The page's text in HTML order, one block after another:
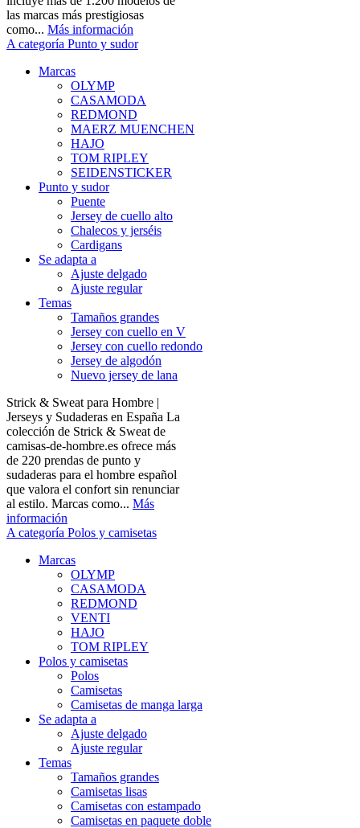
las marcas más prestigiosas
como... Más información
A categoría Punto y sudor
Marcas
OLYMP
CASAMODA
REDMOND
MAERZ MUENCHEN
HAJO
TOM RIPLEY
SEIDENSTICKER
Punto y sudor
Puente
Jersey de cuello alto
Chalecos y jerséis
Cardigans
Se adapta a
Ajuste delgado
Ajuste regular
Temas
Tamaños grandes
Jersey con cuello en V
Jersey con cuello redondo
Jersey de algodón
Nuevo jersey de lana
Strick & Sweat para Hombre |
Jerseys y Sudaderas en España La
colección de Strick & Sweat de
camisas-de-hombre.es ofrece más
de 220 prendas de punto y
sudaderas para el hombre español
que valora el confort sin renunciar
al estilo. Marcas como... Más
información
A categoría Polos y camisetas
Marcas
OLYMP
CASAMODA
REDMOND
VENTI
HAJO
TOM RIPLEY
Polos y camisetas
Polos
Camisetas
Camisetas de manga larga
Se adapta a
Ajuste delgado
Ajuste regular
Temas
Tamaños grandes
Camisetas lisas
Camisetas con estampado
Camisetas en paquete doble